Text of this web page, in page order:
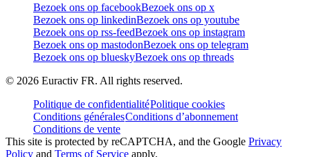
Bezoek ons op facebookBezoek ons op x
Bezoek ons op linkedinBezoek ons op youtube
Bezoek ons op rss-feedBezoek ons op instagram
Bezoek ons op mastodonBezoek ons op telegram
Bezoek ons op blueskyBezoek ons op threads
© 2026 Euractiv FR. All rights reserved.
Politique de confidentialitéPolitique cookies
Conditions généralesConditions d’abonnement
Conditions de vente
This site is protected by reCAPTCHA, and the Google Privacy
Policy and Terms of Service apply.